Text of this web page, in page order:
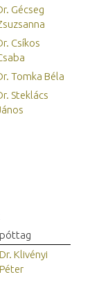
Gécseg
Csíkos
Tomka Béla
Steklács
póttag
Dr. Klivényi
Péter